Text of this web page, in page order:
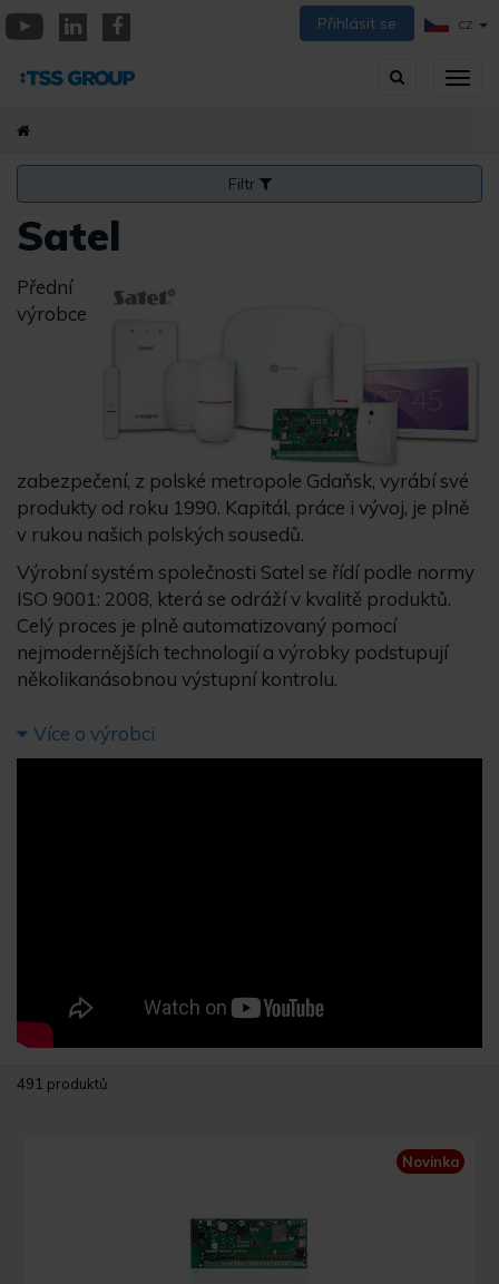
Přejít
k
hlavnímu
obsahu
Přihlásit se CZ
Vyhledávání
Filtr
Satel
Přední
výrobce
zabezpečení, z polské metropole Gdaňsk, vyrábí své
produkty od roku 1990. Kapitál, práce i vývoj, je plně
v rukou našich polských sousedů.
Výrobní systém společnosti Satel se řídí podle normy
ISO 9001: 2008, která se odráží v kvalitě produktů.
Celý proces je plně automatizovaný pomocí
nejmodernějších technologií a výrobky podstupují
několikanásobnou výstupní kontrolu.
Více o výrobci
491 produktů
Novinka